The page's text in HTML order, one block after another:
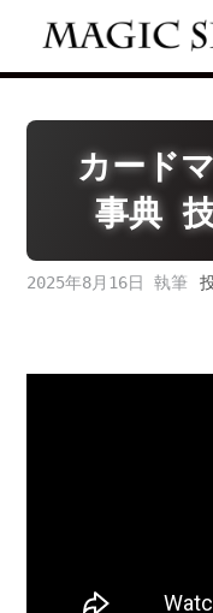
カード
事典
2025年8月16日